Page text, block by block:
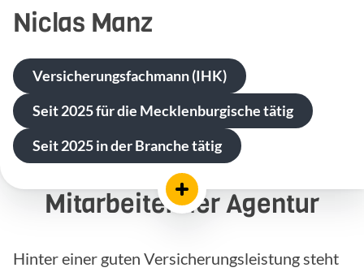
Niclas Manz
Versicherungsfachmann (IHK)
Seit 2025 für die Mecklenburgische tätig
Seit 2025 in der Branche tätig
Mitarbeiter der Agentur
Hinter einer guten Versicherungsleistung steht